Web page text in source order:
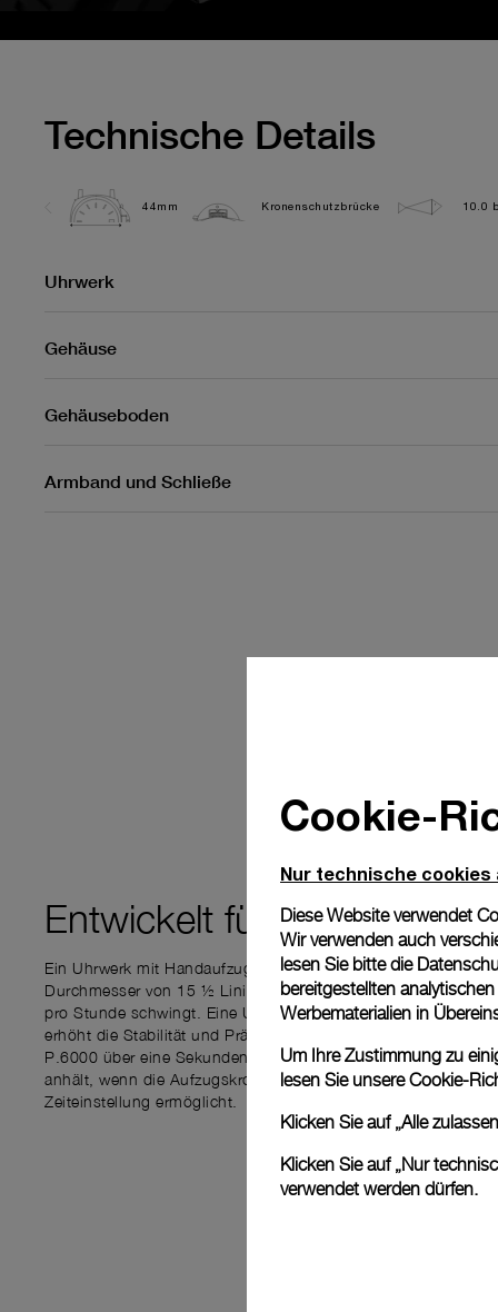
Technische Details
44mm Kronenschutzbrücke 10.0
Uhrwerk
Gehäuse
Gehäuseboden
Armband und Schließe
Entwickelt für PRÄZISION
Ein Uhrwerk mit Handaufzug und einer Gangreserve von 3
Durchmesser von 15 ½ Linien und eine Unruh, die mit
pro Stunde schwingt. Eine Unruhquerbrücke, die den
erhöht die Stabilität und Präzision des Uhrwerks. Darüber
P.6000 über eine Sekundenstoppfunktion, die die Unruh und
anhält, wenn die Aufzugskrone herausgezogen wird und
Zeiteinstellung ermöglicht.
Cookie-
Nur technische cookies
Diese Website verwendet
Wir verwenden auch
lesen Sie bitte die
bereitgestellten
Werbematerialien in
Um Ihre Zustimmung zu
lesen Sie unsereCookie-
Klicken Sie auf „Alle
Klicken Sie auf „Nur
verwendet werden dürfen.